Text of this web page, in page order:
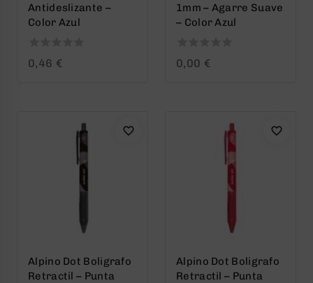
Antideslizante –
Color Azul
0
0,46 €
1mm – Agarre Suave
– Color Azul
0
0,00 €
Alpino Dot Boligrafo
Retractil – Punta
Alpino Dot Boligrafo
Retractil – Punta